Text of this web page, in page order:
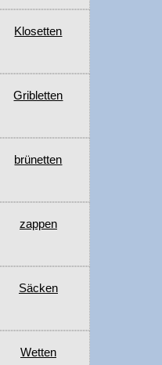
Klosetten
Gribletten
brünetten
zappen
Säcken
Wetten